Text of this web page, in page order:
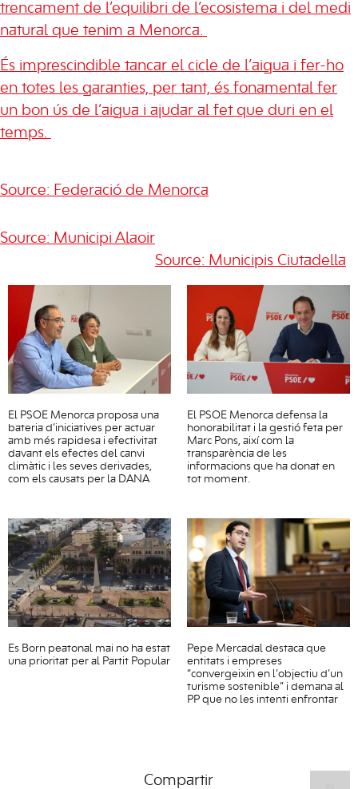
trencament de l’equilibri de l’ecosistema i del medi
natural que tenim a Menorca.
És imprescindible tancar el cicle de l’aigua i fer-ho
en totes les garanties, per tant, és fonamental fer
un bon ús de l’aigua i ajudar al fet que duri en el
temps.
Source: Federació de Menorca
Source: Municipi Alaoir
Source: Municipis Ciutadella
El PSOE Menorca proposa una
bateria d’iniciatives per actuar
amb més rapidesa i efectivitat
davant els efectes del canvi
climàtic i les seves derivades,
com els causats per la DANA
El PSOE Menorca defensa la
honorabilitat i la gestió feta per
Marc Pons, així com la
transparència de les
informacions que ha donat en
tot moment.
Es Born peatonal mai no ha estat
una prioritat per al Partit Popular
Pepe Mercadal destaca que
entitats i empreses
“convergeixin en l’objectiu d’un
turisme sostenible” i demana al
PP que no les intenti enfrontar
Compartir